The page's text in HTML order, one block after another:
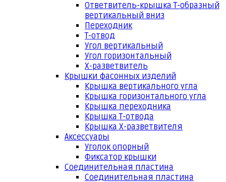
Ответвитель-крышка Т-образный
вертикальный вниз
Переходник
Т-отвод
Угол вертикальный
Угол горизонтальный
Х-разветвитель
Крышки фасонных изделий
Крышка вертикального угла
Крышка горизонтального угла
Крышка переходника
Крышка Т-отвода
Крышка Х-разветвителя
Аксессуары
Уголок опорный
Фиксатор крышки
Соединительная пластина
Соединительная пластина